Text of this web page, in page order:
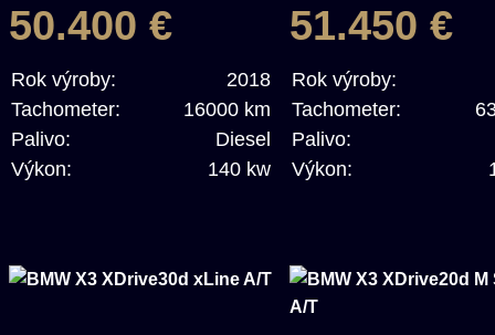
50.400 €
Rok výroby:
2018
Tachometer:
16000 km
Palivo:
Diesel
Výkon:
140 kw
51.450 €
Rok výroby:
Tachometer:
Palivo:
Výkon: